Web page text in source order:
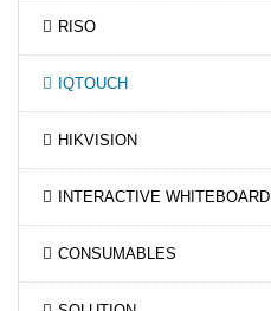
RISO
IQTOUCH
HIKVISION
INTERACTIVE WHITEBOARD
CONSUMABLES